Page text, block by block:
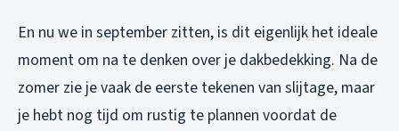
En nu we in september zitten, is dit eigenlijk het ideale
moment om na te denken over je dakbedekking. Na de
zomer zie je vaak de eerste tekenen van slijtage, maar
je hebt nog tijd om rustig te plannen voordat de